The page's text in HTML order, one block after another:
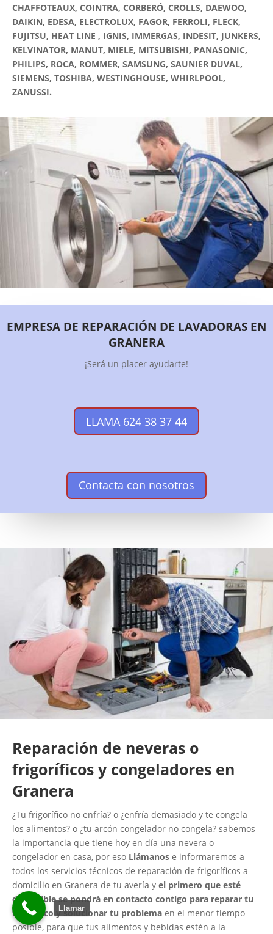
CHAFFOTEAUX, COINTRA, CORBERÓ, CROLLS, DAEWOO,
DAIKIN, EDESA, ELECTROLUX, FAGOR, FERROLI, FLECK,
FUJITSU, HEAT LINE , IGNIS, IMMERGAS, INDESIT, JUNKERS,
KELVINATOR, MANUT, MIELE, MITSUBISHI, PANASONIC,
PHILIPS, ROCA, ROMMER, SAMSUNG, SAUNIER DUVAL,
SIEMENS, TOSHIBA, WESTINGHOUSE, WHIRLPOOL,
ZANUSSI.
EMPRESA DE REPARACIÓN DE LAVADORAS EN
GRANERA
¡Será un placer ayudarte!
LLAMA 624 38 37 44
Contacta con nosotros
Reparación de neveras o
frigoríficos y congeladores en
Granera
¿Tu frigorífico no enfría? o ¿enfría demasiado y te congela
los alimentos? o ¿tu arcón congelador no congela? sabemos
la importancia que tiene hoy en día una nevera o
congelador en casa, por eso Llámanos e informaremos a
todos los servicios técnicos de reparación de frigoríficos a
domicilio en Granera de tu avería y el primero que esté
disponible se pondrá en contacto contigo para reparar tu
frigorífico y solucionar tu problema en el menor tiempo
posible, para que tus alimentos y bebidas estén a la
Llamar